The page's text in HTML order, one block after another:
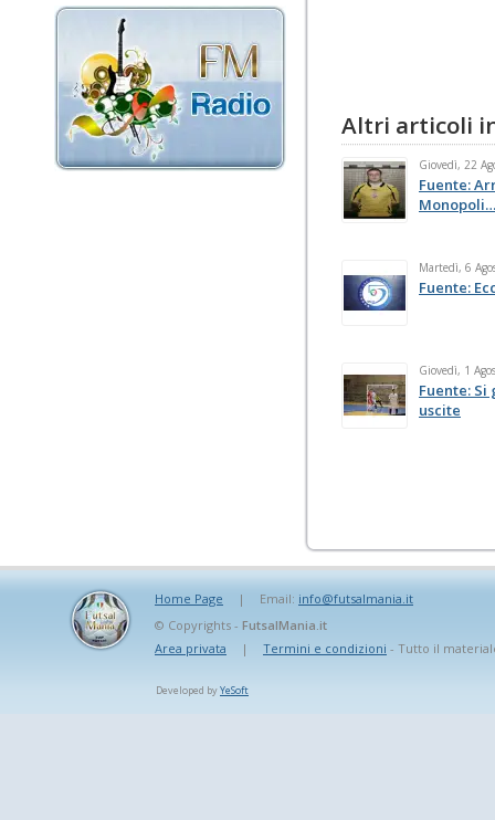
Altri articoli
Giovedì, 22
Fuente:
Martedì, 6
Fuente:
Giovedì, 1
Fuente:
uscite
Home Page | Email: info@futsalmania.it
© Copyrights - FutsalMania.it
Area privata
| Termini e condizioni - Tutto il
Developed byYeSoft